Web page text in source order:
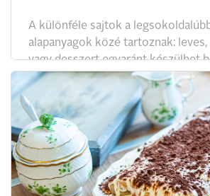
A különféle sajtok a
alapanyagok közé tartoznak: leves,
vagy desszert egyaránt készülhet
beszélve a csak úgy, magában
sajt által okozott örömről.